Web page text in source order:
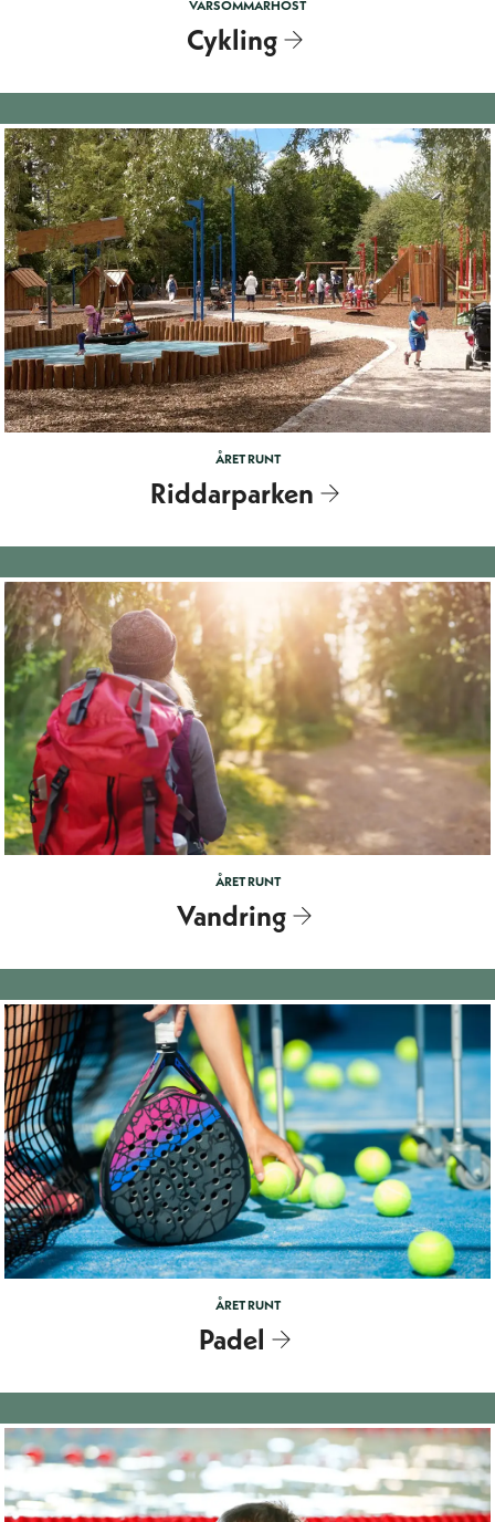
VÅRSOMMARHÖST
Cykling
ÅRET RUNT
Riddarparken
ÅRET RUNT
Vandring
ÅRET RUNT
Padel